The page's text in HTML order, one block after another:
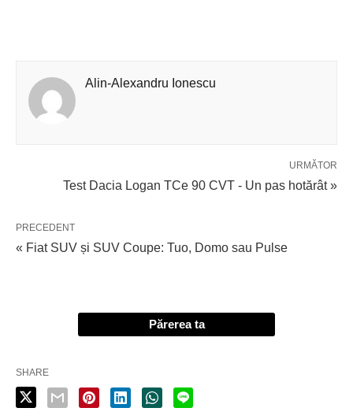
Alin-Alexandru Ionescu
URMĂTOR
Test Dacia Logan TCe 90 CVT - Un pas hotărât »
PRECEDENT
« Fiat SUV și SUV Coupe: Tuo, Domo sau Pulse
Părerea ta
SHARE